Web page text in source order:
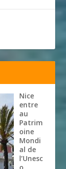
Nice
entre
au
Patrim
oine
Mondi
al de
l’Unesc